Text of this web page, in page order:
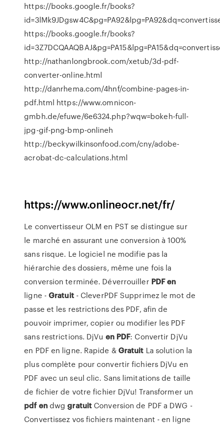
https://books.google.fr/books?
https://books.google.fr/books?
http://nathanlongbrook.com/xetub/3d-pdf-
converter-online.html
http://danrhema.com/4hnf/combine-pages-in-
pdf.html https://www.omnicon-
gmbh.de/efuwe/6e6324.php?wqw=bokeh-full-
jpg-gif-png-bmp-onlineh
http://beckywilkinsonfood.com/cny/adobe-
acrobat-dc-calculations.html
https://www.onlineocr.net/fr/
Le convertisseur OLM en PST se distingue sur
le marché en assurant une conversion à 100%
sans risque. Le logiciel ne modifie pas la
hiérarchie des dossiers, même une fois la
conversion terminée. Déverrouiller PDFen
ligne -Gratuit- CleverPDFSupprimez le mot de
passe et les restrictions des PDF, afin de
pouvoir imprimer, copier ou modifier les PDF
sans restrictions. DjVu en PDF: Convertir DjVu
en PDF en ligne. Rapide &Gratuit La solution la
plus complète pour convertir fichiers DjVu en
PDF avec un seul clic. Sans limitations de taille
de fichier de votre fichier DjVu! Transformer un
pdf endwggratuit Conversion de PDF a DWG -
Convertissez vos fichiers maintenant - en ligne